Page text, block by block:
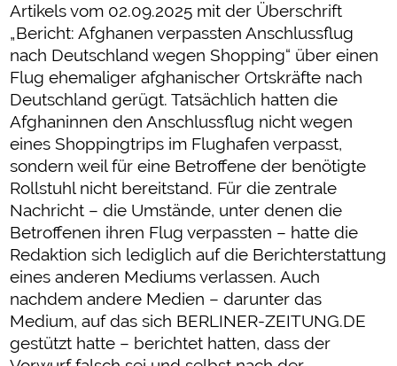
Artikels vom 02.09.2025 mit der Überschrift
„Bericht: Afghanen verpassten Anschlussflug
nach Deutschland wegen Shopping“ über einen
Flug ehemaliger afghanischer Ortskräfte nach
Deutschland gerügt. Tatsächlich hatten die
Afghaninnen den Anschlussflug nicht wegen
eines Shoppingtrips im Flughafen verpasst,
sondern weil für eine Betroffene der benötigte
Rollstuhl nicht bereitstand. Für die zentrale
Nachricht – die Umstände, unter denen die
Betroffenen ihren Flug verpassten – hatte die
Redaktion sich lediglich auf die Berichterstattung
eines anderen Mediums verlassen. Auch
nachdem andere Medien – darunter das
Medium, auf das sich BERLINER-ZEITUNG.DE
gestützt hatte – berichtet hatten, dass der